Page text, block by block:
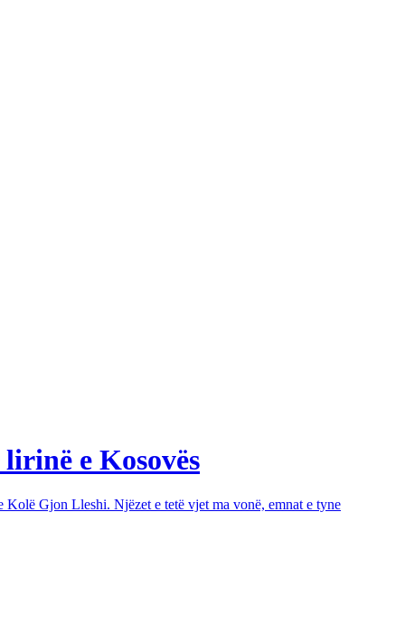
e Kosovës
Gjon Lleshi. Njëzet e tetë vjet ma vonë, emnat e tyne